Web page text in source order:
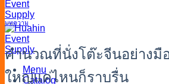
Menu
Catalog
บทความ
คำนวณที่นั่งโต๊ะจีนอย่างมื
ใหญ่แค่ไหนก็ราบรื่น